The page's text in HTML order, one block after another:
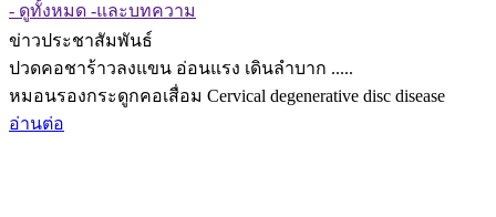
- ดูทั้งหมด -และบทความ
ข่าวประชาสัมพันธ์
ปวดคอชาร้าวลงแขน อ่อนแรง เดินลำบาก .....
หมอนรองกระดูกคอเสื่อม Cervical degenerative disc disease
อ่านต่อ